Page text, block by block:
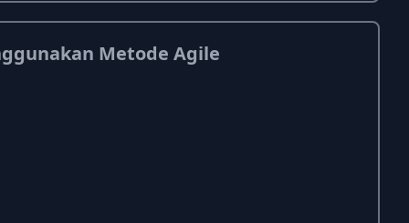
Metode Agile